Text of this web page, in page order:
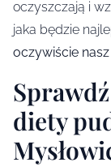
oczyszczają i
jaka będzie
oczywiście
diety